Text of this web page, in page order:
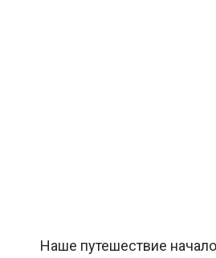
Наше путешествие